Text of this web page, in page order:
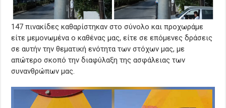
147 πινακίδες καθαρίστηκαν στο σύνολο και προχωράμε
είτε μεμονωμένα ο καθένας μας, είτε σε επόμενες δράσεις
σε αυτήν την θεματική ενότητα των στόχων μας, με
απώτερο σκοπό την διαφύλαξη της ασφάλειας των
συνανθρώπων μας.